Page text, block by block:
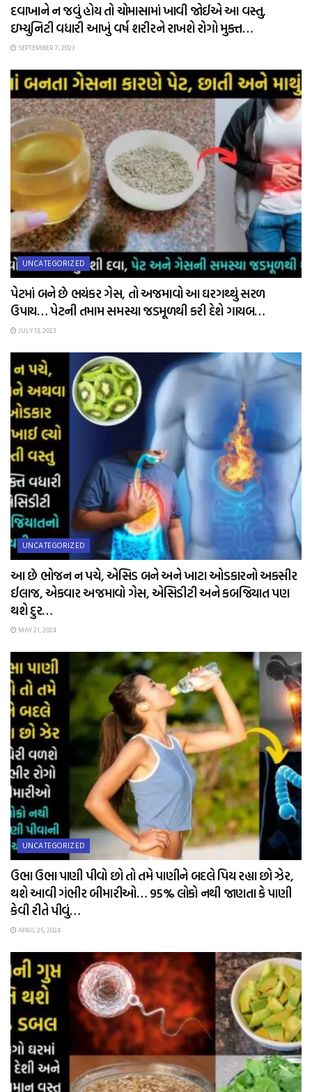
દવાખાને ન જવું હોય તો ચોમાસામાં ખાવી જોઈએ આ વસ્તુ,
ઇમ્યુનિટી વધારી આખું વર્ષ શરીરને રાખશે રોગો મુક્ત…
SEPTEMBER 7, 2023
UNCATEGORIZED
પેટમાં બને છે ભયંકર ગેસ, તો અજમાવો આ ઘરગથ્થું સરળ
ઉપાય… પેટની તમામ સમસ્યા જડમૂળથી કરી દેશે ગાયબ…
JULY 13, 2023
UNCATEGORIZED
આ છે ભોજન ન પચે, એસિડ બને અને ખાટા ઓડકારનો અકસીર
ઈલાજ, એકવાર અજમાવો ગેસ, એસિડીટી અને કબજિયાત પણ
થશે દુર…
MAY 21, 2024
UNCATEGORIZED
ઉભા ઉભા પાણી પીવો છો તો તમે પાણીને બદલે પિય રહ્યા છો ઝેર,
થશે આવી ગંભીર બીમારીઓ… 95% લોકો નથી જાણતા કે પાણી
કેવી રીતે પીવું…
APRIL 25, 2024